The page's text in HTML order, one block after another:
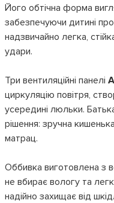
Його обтічна форма
забезпечуючи дитині
надзвичайно легка,
удари.
Три вентиляційні панелі
циркуляцію повітря,
усередині люльки.
рішення: зручна
матрац.
Оббивка виготовлена з
не вбирає вологу та
надійно захищає від